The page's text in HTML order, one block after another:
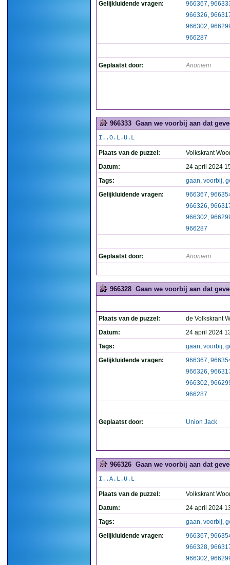
Gelijkluidende vragen:
966367,
966326,
966302,
966287
Geplaatst door: Anoniem
966333 Gaan we voorbij aan dat
I..O.L.U.L
Plaats van de puzzel:
Volkskrant
Datum:
24 april 2024
Tags:
gaan, voorbij,
Gelijkluidende vragen:
966367,
966326,
966302,
966287
Geplaatst door: Anoniem
966328 Gaan we voorbij aan dat
Plaats van de puzzel:
de Volkskrant
Datum:
24 april 2024
Tags:
gaan, voorbij,
Gelijkluidende vragen:
966367,
966326,
966302,
966287
Geplaatst door: Union Jack
966326 Gaan we voorbij aan dat
I..A.L.U.L
Plaats van de puzzel:
Volkskrant
Datum:
24 april 2024
Tags:
gaan, voorbij,
Gelijkluidende vragen:
966367,
966328,
966302,